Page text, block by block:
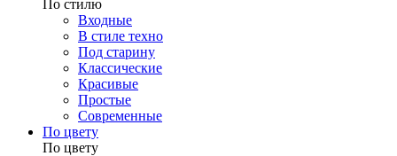
По стилю
Входные
В стиле техно
Под старину
Классические
Красивые
Простые
Современные
По цвету
По цвету